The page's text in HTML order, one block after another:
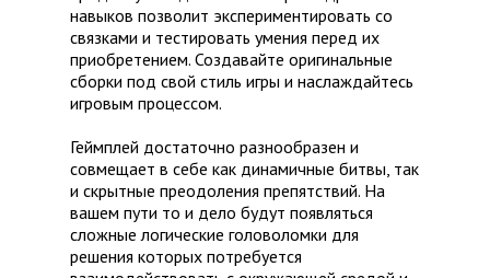
навыков позволит экспериментировать со
связками и тестировать умения перед их
приобретением. Создавайте оригинальные
сборки под свой стиль игры и наслаждайтесь
игровым процессом.
Геймплей достаточно разнообразен и
совмещает в себе как динамичные битвы, так
и скрытные преодоления препятствий. На
вашем пути то и дело будут появляться
сложные логические головоломки для
решения которых потребуется